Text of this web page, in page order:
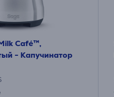
Café™,
- Капучинатор